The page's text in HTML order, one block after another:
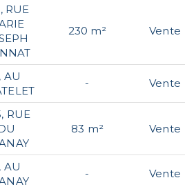
RUE
230 m² Vente
AU
- Vente
RUE
83 m² Vente
AU
- Vente